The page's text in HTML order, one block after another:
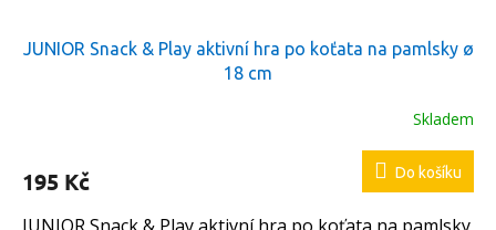
JUNIOR Snack & Play aktivní hra po koťata na pamlsky ø
18 cm
Skladem
195 Kč Do košíku